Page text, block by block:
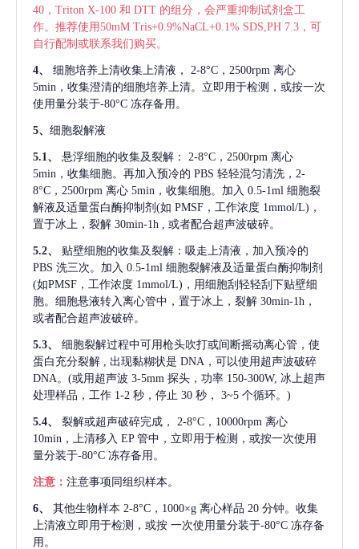
40，Triton X-100 和 DTT 的组分，会严重抑制试剂盒工
作。推荐使用50mM Tris+0.9%NaCL+0.1% SDS,PH 7.3，可
自行配制或联系我们购买。
4、 细胞培养上清收集上清液，
2-8°C，2500rpm 离心
5min，收集澄清的细胞培养上清。立即用于检测，或按一次
使用量分装于-80°C 冻存备用。
5、 细胞裂解液
5.1、 悬浮细胞的收集及裂解：
2-8°C，2500rpm 离心
5min，收集细胞。再加入预冷的 PBS 轻轻混匀清洗，2-
8°C，2500rpm 离心 5min，收集细胞。加入 0.5-1ml 细胞裂
解液及适量蛋白酶抑制剂(如 PMSF，工作浓度 1mmol/L)，
置于冰上，裂解 30min-1h , 或者配合超声波破碎。
5.2、
贴壁细胞的收集及裂解：吸走上清液，加入预冷的
PBS 洗三次。加入 0.5-1ml 细胞裂解液及适量蛋白酶抑制剂
(如PMSF，工作浓度 1mmol/L)，用细胞刮轻轻刮下贴壁细
胞。细胞悬液转入离心管中，置于冰上，裂解 30min-1h，
或者配合超声波破碎。
5.3、
细胞裂解过程中可用枪头吹打或间断摇动离心管，使
蛋白充分裂解
, 出现黏糊状是 DNA，可以使用超声波破碎
DNA。(或用超声波 3-5mm 探头，功率 150-300W, 冰上超声
处理样品，工作 1-2 秒，停止 30 秒， 3~5 个循环。)
5.4、 裂解或超声破碎完成，
2-8°C，10000rpm 离心
10min，上清移入 EP 管中，立即用于检测，或按一次使用
量分装于-80°C 冻存备用。
注意： 注意事项同组织样本。
6、 其他生物样本 2-8°C，1000×g 离心样品 20 分钟。收集
上清液立即用于检测，或按 一次使用量分装于-80°C 冻存备
用。